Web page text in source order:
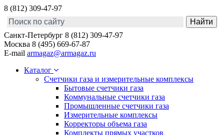
8 (812) 309-47-97
Санкт-Петербург 8 (812) 309-47-97
Москва 8 (495) 669-67-87
E-mail armagaz@armagaz.ru
Каталог
Счетчики газа и измерительные комплексы
Бытовые счетчики газа
Коммунальные счетчики газа
Промышленные счетчики газа
Измерительные комплексы
Корректоры объема газа
Комплекты прямых участков